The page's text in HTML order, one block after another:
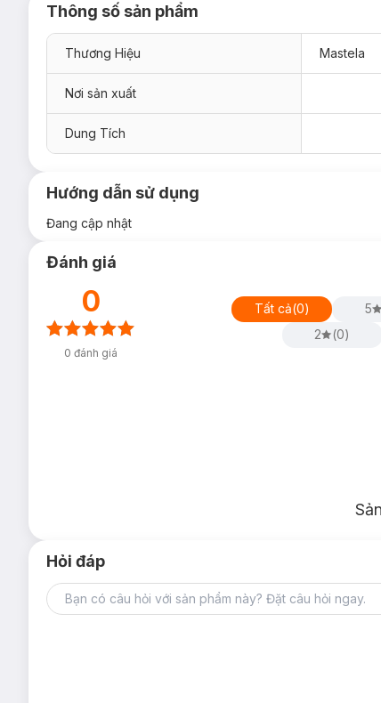
Thông số sản phẩm
Thương Hiệu Mastela
Nơi sản xuất
Dung Tích
Hướng dẫn sử dụng
Đang cập nhật
Đánh giá
0
0 đánh giá
Tất cả(0) 5
2
(0)
Hỏi đáp